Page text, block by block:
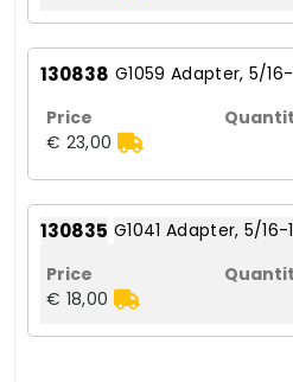
130838 G1059 Adapter, 5/
€ 23,00
130835 G1041 Adapter, 5/
€ 18,00